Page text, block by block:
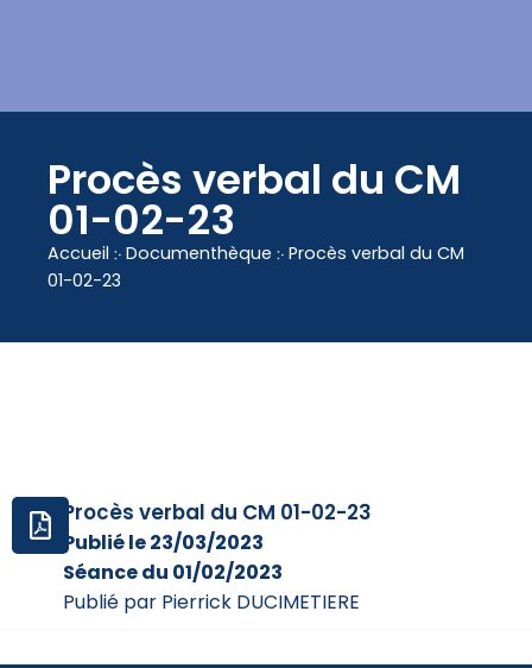
Procès verbal du CM
01-02-23
Accueil ჻ Documenthèque ჻ Procès verbal du CM
01-02-23
Procès verbal du CM 01-02-23
Publié le 23/03/2023
Séance du 01/02/2023
Publié par Pierrick DUCIMETIERE